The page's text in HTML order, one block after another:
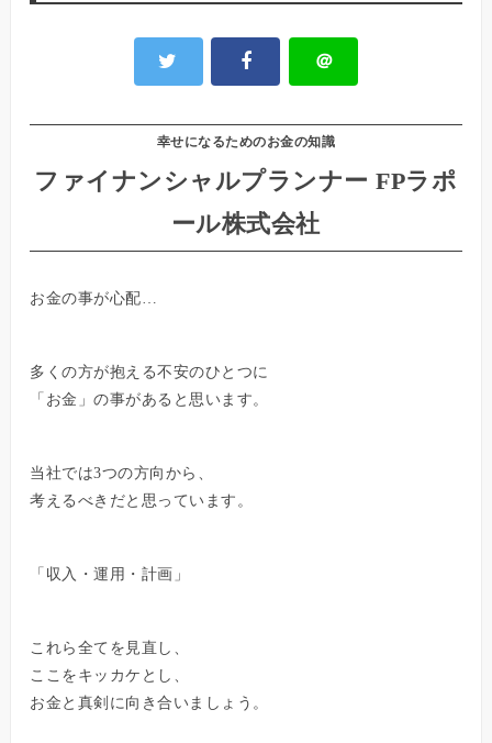
＠
幸せになるためのお金の知識
ファイナンシャルプランナー FPラポ
ール株式会社
お金の事が心配…
多くの方が抱える不安のひとつに
「お金」の事があると思います。
当社では3つの方向から、
考えるべきだと思っています。
「収入・運用・計画」
これら全てを見直し、
ここをキッカケとし、
お金と真剣に向き合いましょう。